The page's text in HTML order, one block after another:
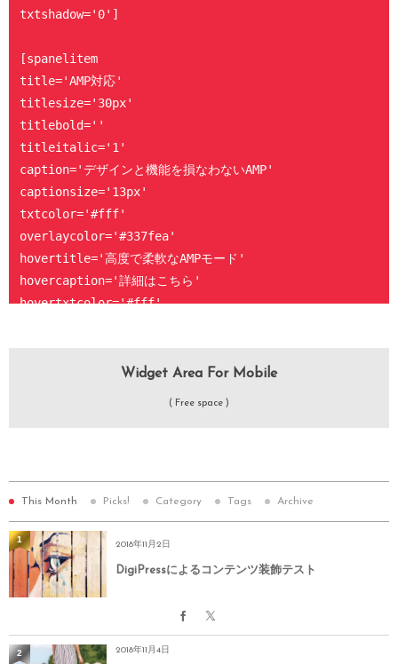
txtshadow='0']
[spanelitem
title='AMP対応'
titlesize='30px'
titlebold=''
titleitalic='1'
caption='デザインと機能を損なわないAMP'
captionsize='13px'
txtcolor='#fff'
overlaycolor='#337fea'
hovertitle='高度で柔軟なAMPモード'
hovercaption='詳細はこちら'
hovertxtcolor='#fff'
url='https://digipress.digi-state.com/about-amp-
titlesize='30px'
titlebold=''
titleitalic='1'
caption='非同期通信による高速なページ遷移'
captionsize='13px'
txtcolor='#fff'
hovertitle='Ajax + pushState'
hovercaption='詳細はこちら'
Widget Area For Mobile
( Free space )
This Month Picks! Category Tags Archive
2018年11月2日
DigiPressによるコンテンツ装飾テスト
1
2018年11月4日
2